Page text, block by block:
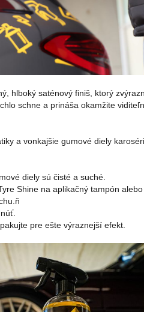
hlboký saténový finiš, ktorý
schne a prináša okamžite
a vonkajšie gumové diely
diely sú čisté a suché.
Shine na aplikačný tampón alebo
pre ešte výraznejší efekt.